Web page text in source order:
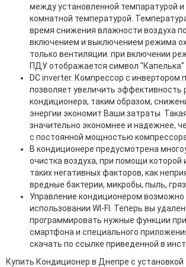
между установленной темпаратурой
комнатной температурой.
время снижения влажности воздуха
включением и выключением режима
только вентиляции. при включении
ПДУ отображается символ "Капелька"
DC inverter. Компрессор с инвертором
позволяет увеличить эффективность
кондиционера, таким образом,
энергии экономит Ваши затраты.
значительно экономнее и надежнее,
с постоянной мощностью
В кондиционере предусмотрена
очистка воздуха, при помощи которой
таких негативных факторов, как
вредные бактерии, микробы, пыль,
Управление кондиционером возможно
использовании WI-FI. Теперь вы
программировать нужные функции
смартфона и специального
скачать по ссылке приведенной в
Купить Кондиционер в Днепре с установкой